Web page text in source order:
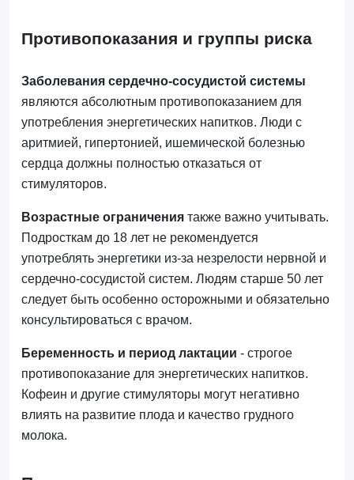
Противопоказания и группы риска
Заболевания сердечно-сосудистой системы
являются абсолютным противопоказанием для
употребления энергетических напитков. Люди с
аритмией, гипертонией, ишемической болезнью
сердца должны полностью отказаться от
стимуляторов.
Возрастные ограничениятакже важно учитывать.
Подросткам до 18 лет не рекомендуется
употреблять энергетики из-за незрелости нервной и
сердечно-сосудистой систем. Людям старше 50 лет
следует быть особенно осторожными и обязательно
консультироваться с врачом.
Беременность и период лактации - строгое
противопоказание для энергетических напитков.
Кофеин и другие стимуляторы могут негативно
влиять на развитие плода и качество грудного
молока.